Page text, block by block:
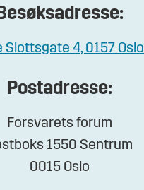
Slottsgate 4, 0157 Oslo
Postadresse:
Forsvarets forum
1550 Sentrum
0015 Oslo